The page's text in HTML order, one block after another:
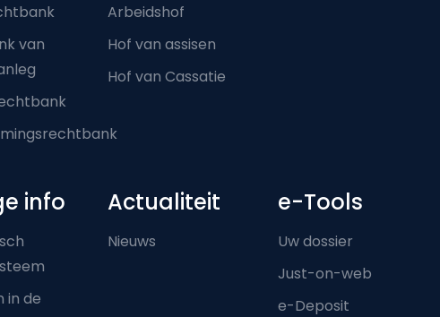
van
Arbeidshof
Hof van assisen
Hof van Cassatie
info
in de
Actualiteit
Nieuws
e-Tools
Uw dossier
Just-on-web
e-Deposit